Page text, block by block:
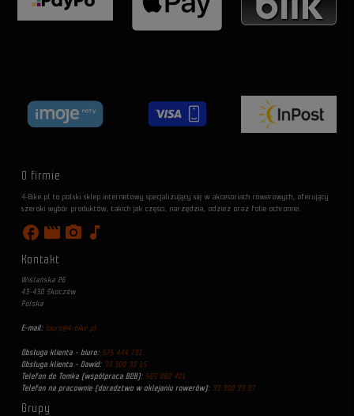
O firmie
4-Bike.pl to polski sklep internetowy specjalizujący się w akcesoriach rowerowych, oferujący
szeroki wybór produktów, takich jak części, narzędzia, odzież oraz folie ochronne.
facebook movie photo_camera music_note
Kontakt
Wiślańska 26
43-430 Skoczów
Polska
E-mail: biuro@4-bike.pl
Obsługa klienta - biuro: 575 444 731
Obsługa klienta - Dawid: 33 300 33 15
Telefon do Tomka (współpraca B2B): 505 002 401
Telefon na pracownie (doradztwo w oklejaniu rowerów): 33 300 33 97
Grupy